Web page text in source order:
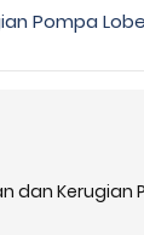
Pompa Lobe
dan Kerugian